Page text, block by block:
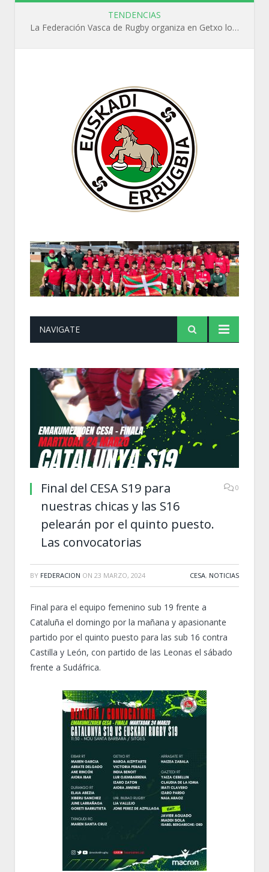
TENDENCIAS
La Federación Vasca de Rugby organiza en Getxo los cursos WR L1, WR L2 y N1 durante el mes de septiembre
NAVIGATE
Final del CESA S19 para
nuestras chicas y las S16
pelearán por el quinto puesto.
Las convocatorias
0
BY FEDERACION ON 23 MARZO, 2024 CESA, NOTICIAS
Final para el equipo femenino sub 19 frente a
Cataluña el domingo por la mañana y apasionante
partido por el quinto puesto para las sub 16 contra
Castilla y León, con partido de las Leonas el sábado
frente a Sudáfrica.